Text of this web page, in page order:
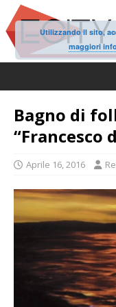
Bagno di
“Francesco
Aprile 16, 2016
Utilizzando il sito,
maggiori